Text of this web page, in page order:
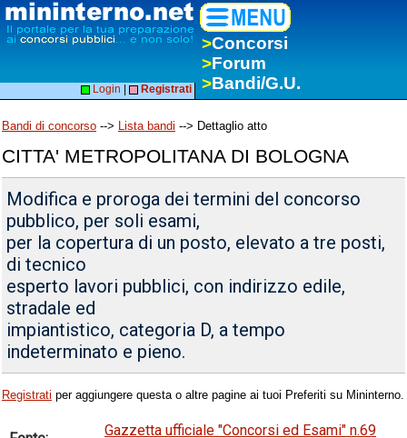
>Concorsi
>Forum
>Bandi/G.U.
Login Registrati
Bandi di concorso --> Lista bandi --> Dettaglio atto
CITTA' METROPOLITANA DI BOLOGNA
Modifica e proroga dei termini del concorso
pubblico, per soli esami,
per la copertura di un posto, elevato a tre posti,
di tecnico
esperto lavori pubblici, con indirizzo edile,
stradale ed
impiantistico, categoria D, a tempo
indeterminato e pieno.
Registrati per aggiungere questa o altre pagine ai tuoi Preferiti su Mininterno.
Gazzetta ufficiale "Concorsi ed Esami" n.69